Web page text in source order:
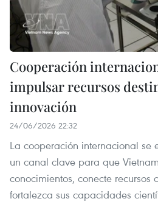
Cooperación
impulsar recursos
innovación
24/06/2026 22:32
La cooperación internacional se
un canal clave para que
conocimientos, conecte recursos
fortalezca sus capacidades